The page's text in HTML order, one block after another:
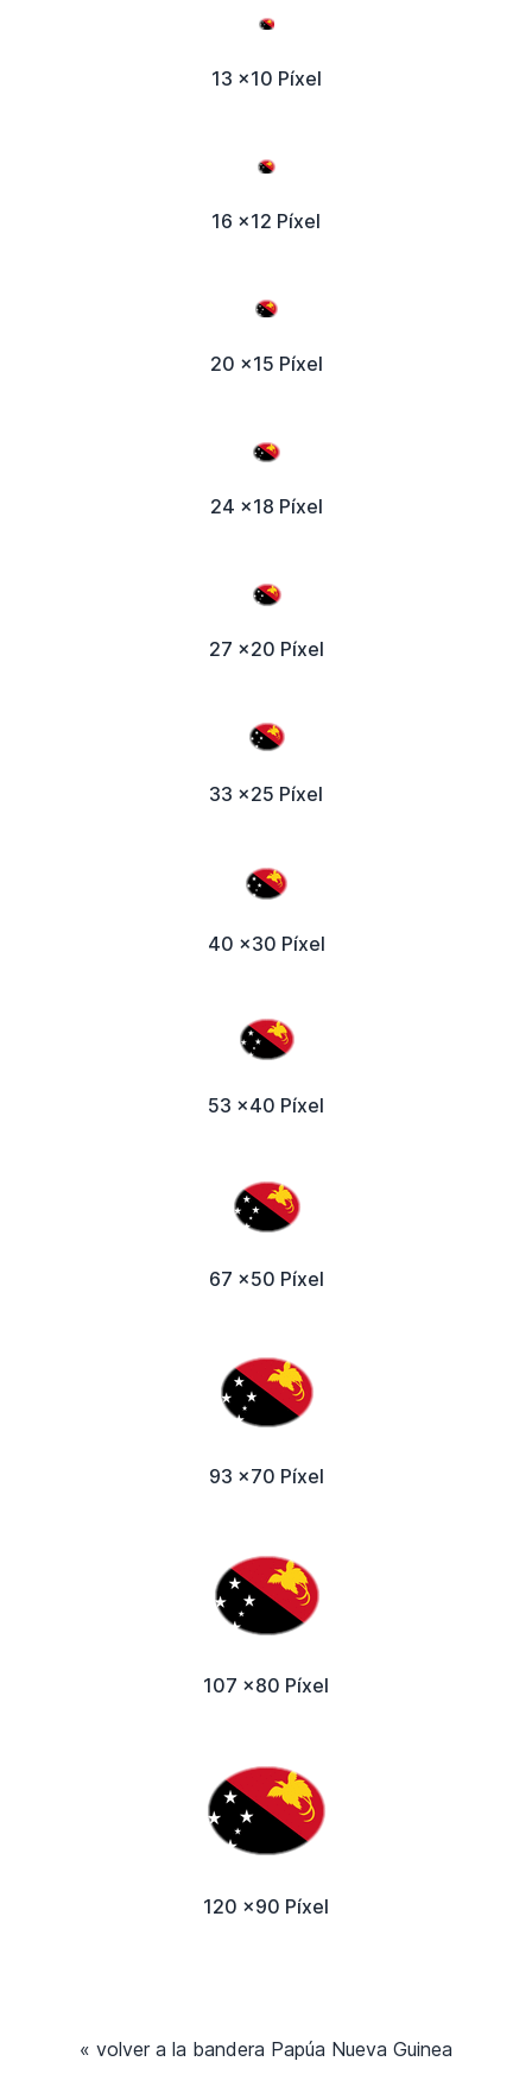
13 x10 Píxel
16 x12 Píxel
20 x15 Píxel
24 x18 Píxel
27 x20 Píxel
33 x25 Píxel
40 x30 Píxel
53 x40 Píxel
67 x50 Píxel
93 x70 Píxel
107 x80 Píxel
120 x90 Píxel
« volver a la bandera Papúa Nueva Guinea